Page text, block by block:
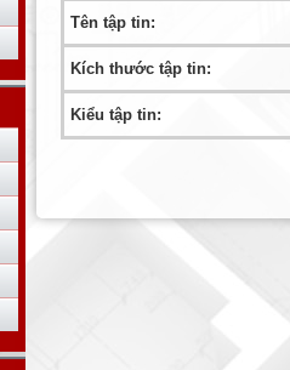
Tên tập tin:
Kích thước tập tin:
Kiểu tập tin: